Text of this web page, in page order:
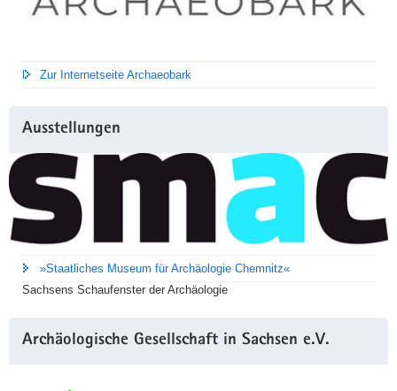
Zur Internetseite Archaeobark
Ausstellungen
»Staatliches Museum für Archäologie Chemnitz«
Sachsens Schaufenster der Archäologie
Archäologische Gesellschaft in Sachsen e.V.